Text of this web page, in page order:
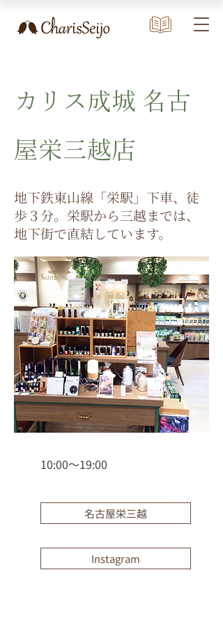
カリス成城 名古
屋栄三越店
地下鉄東山線「栄駅」下車、徒
歩３分。栄駅から三越までは、
地下街で直結しています。
10:00〜19:00
名古屋栄三越
Instagram